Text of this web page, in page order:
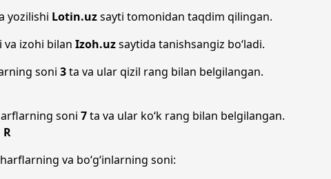
yozilishi Lotin.uzsayti tomonidan taqdim qilingan.
va izohi bilan Izoh.uzsaytida tanishsangiz bo‘ladi.
soni 3ta va ular qizil rang bilan belgilangan.
soni 7ta va ular ko‘k rang bilan belgilangan.
R
va bo‘g‘inlarning soni: